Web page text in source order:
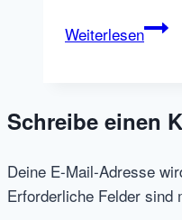
Weiterlesen
Schreibe einen
Deine E-Mail-Adresse
Erforderliche Felder sind